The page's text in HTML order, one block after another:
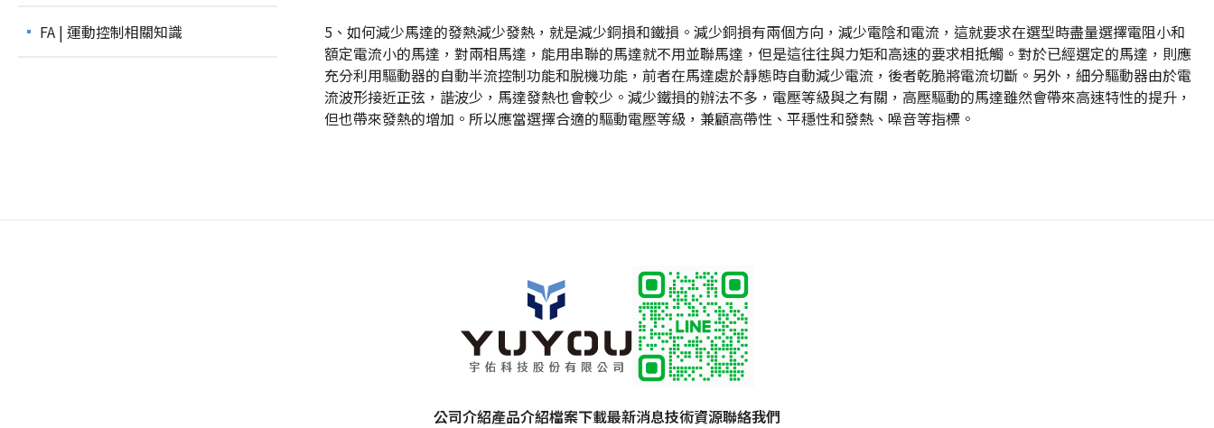
FA | 運動控制相關知識
5、如何減少馬達的發熱減少發熱，就是減少銅損和鐵損。減少銅損有兩個方向，減少電陰和電流，這就要求在選型時盡量選擇電阻小和
額定電流小的馬達，對兩相馬達，能用串聯的馬達就不用並聯馬達，但是這往往與力矩和高速的要求相抵觸。對於已經選定的馬達，則應
充分利用驅動器的自動半流控制功能和脫機功能，前者在馬達處於靜態時自動減少電流，後者乾脆將電流切斷。另外，細分驅動器由於電
流波形接近正弦，諧波少，馬達發熱也會較少。減少鐵損的辦法不多，電壓等級與之有關，高壓驅動的馬達雖然會帶來高速特性的提升，
但也帶來發熱的增加。所以應當選擇合適的驅動電壓等級，兼顧高帶性、平穩性和發熱、噪音等指標。
公司介紹產品介紹檔案下載最新消息技術資源聯絡我們